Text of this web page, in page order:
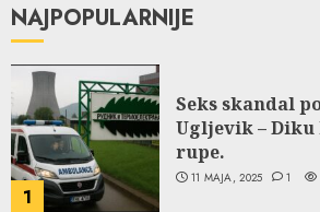
NAJPOPULARNIJE
1
Seks skandal
Ugljevik – Diku
rupe.
11 MAJA, 2025 1